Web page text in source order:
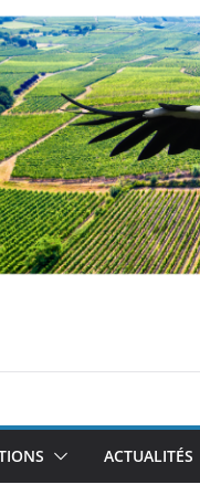
ACTUALITÉS